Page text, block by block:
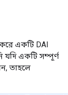
করে একটি DAI
যদি একটি সম্পূর্ণ
তাহলে